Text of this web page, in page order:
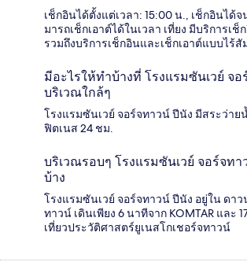
เช็กอินได้ตั้งแต่เวลา: 15:00 น., เช็กอินได้จ
มารถเช็กเอาต์ได้ในเวลา เที่ยง มีบริการเ
รวมถึงบริการเช็กอินและเช็กเอาต์แบบไร้สั
มีอะไรให้ทำบ้างที่ โรงแรมซันเวย์ จ
บริเวณใกล้ๆ
โรงแรมซันเวย์ จอร์จทาวน์ ปีนัง มีสระว่าย
ฟิตเนส 24 ชม.
บริเวณรอบๆ โรงแรมซันเวย์ จอร์จทา
บ้าง
โรงแรมซันเวย์ จอร์จทาวน์ ปีนัง อยู่ใน ดาว
ทาวน์ เดินเพียง 6 นาทีจาก KOMTAR และ
เที่ยวประวัติศาสตร์ยูเนสโกเชอร์จทาวน์